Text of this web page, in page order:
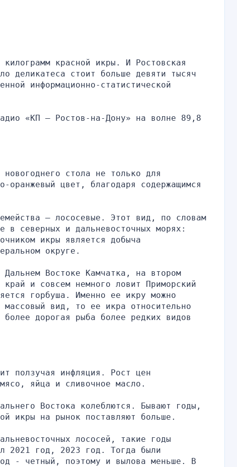
красной икры. И Ростовская
деликатеса стоит больше девяти тысяч
информационно-статистической
«КП — Ростов-на-Дону» на волне 89,8
стола не только для
цвет, благодаря содержащимся
– лососевые. Этот вид, по словам
в северных и дальневосточных морях:
икры является добыча
округе.
Востоке Камчатка, на втором
и совсем немного ловит Приморский
горбуша. Именно ее икру можно
вид, то ее икра относительно
дорогая рыба более редких видов
ползучая инфляция. Рост цен
яйца и сливочное масло.
Востока колеблются. Бывают годы,
икры на рынок поставляют больше.
лососей, такие годы
2021 год, 2023 год. Тогда были
- четный, поэтому и вылова меньше. В